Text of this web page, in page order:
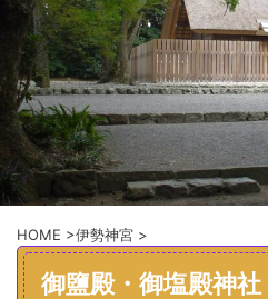
HOME >伊勢神宮 >
御鹽殿・御塩殿神